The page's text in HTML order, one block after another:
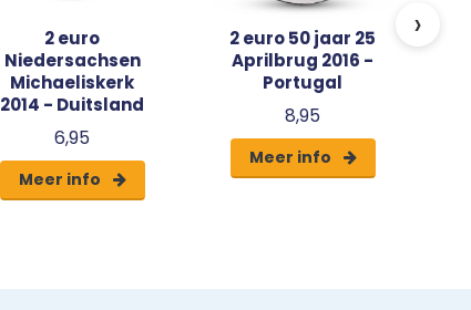
2 euro
Niedersachsen
Michaeliskerk
2014 - Duitsland
6,95
Meer info
2 euro 50 jaar 25
Aprilbrug 2016 -
Portugal
8,95
Meer info
›